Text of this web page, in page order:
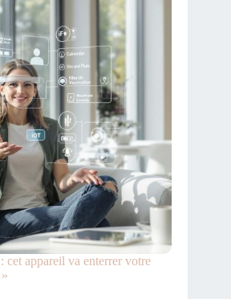
cet appareil va enterrer votre